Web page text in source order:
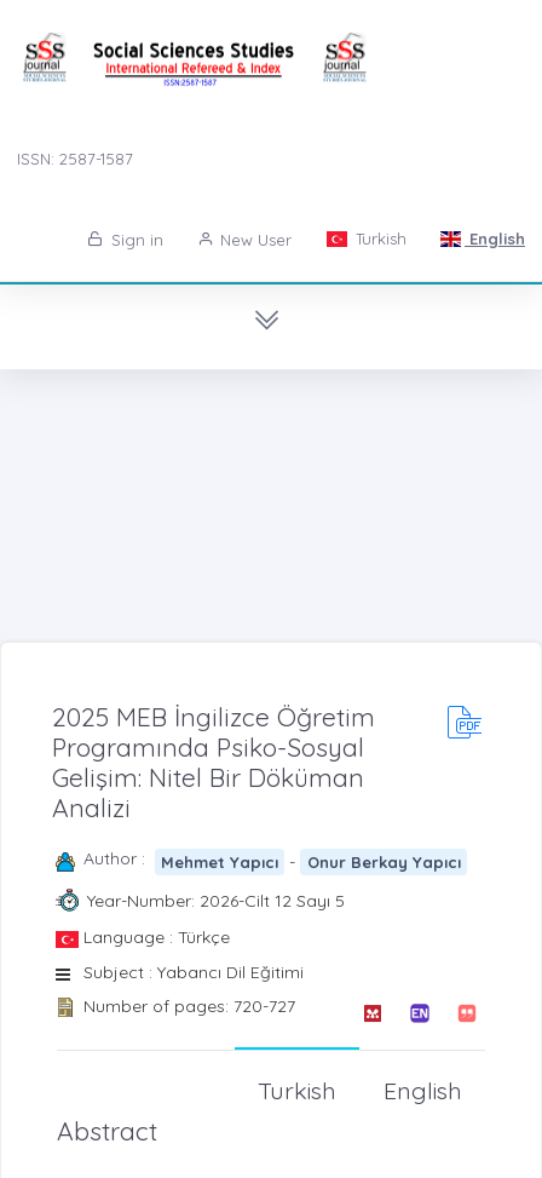
ISSN: 2587-1587
Sign in New User Turkish English
2025 MEB İngilizce Öğretim
Programında Psiko-Sosyal
Gelişim: Nitel Bir Döküman
Analizi
Author : Mehmet Yapıcı - Onur Berkay Yapıcı
Year-Number: 2026-Cilt 12 Sayı 5
Language : Türkçe
Subject : Yabancı Dil Eğitimi
Number of pages: 720-727
English
Turkish
Abstract